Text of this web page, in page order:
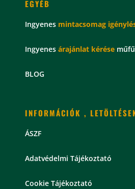
EGYÉB
Ingyenes mintacsomag
Ingyenes árajánlat kérése
BLOG
INFORMÁCIÓK ,
ÁSZF
Adatvédelmi Tájékoztató
Cookie Tájékoztató